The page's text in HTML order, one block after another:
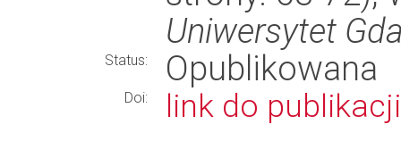
Uniwersytet
Status: Opublikowana
Doi: link do publikacji